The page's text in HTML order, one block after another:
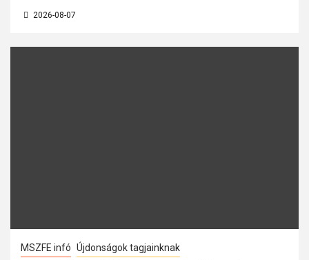
2026-08-07
MSZFE infó Újdonságok tagjainknak